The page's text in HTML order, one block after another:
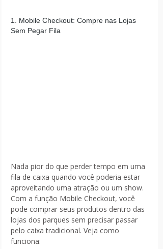
1. Mobile Checkout: Compre nas Lojas
Sem Pegar Fila
Nada pior do que perder tempo em uma
fila de caixa quando você poderia estar
aproveitando uma atração ou um show.
Com a função Mobile Checkout, você
pode comprar seus produtos dentro das
lojas dos parques sem precisar passar
pelo caixa tradicional. Veja como
funciona: